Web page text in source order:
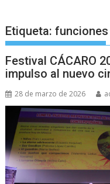
Etiqueta:
Festival CÁCARO
impulso al nuevo
28 de marzo de 2026